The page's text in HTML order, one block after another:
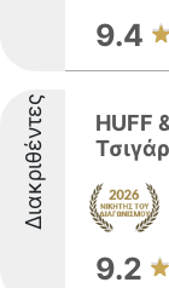
9.4
Διακριθέντες
HUFF
9.2